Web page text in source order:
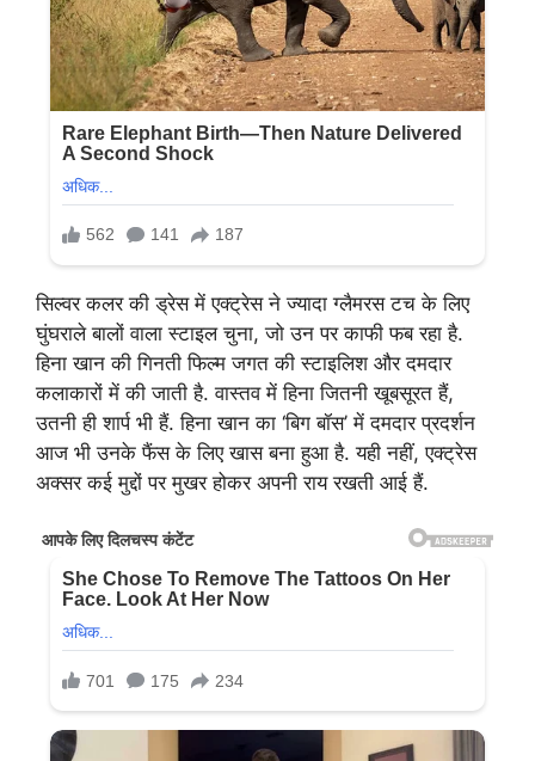
सिल्वर कलर की ड्रेस में एक्ट्रेस ने ज्यादा ग्लैमरस टच के लिए
घुंघराले बालों वाला स्टाइल चुना, जो उन पर काफी फब रहा है.
हिना खान की गिनती फिल्म जगत की स्टाइलिश और दमदार
कलाकारों में की जाती है. वास्तव में हिना जितनी खूबसूरत हैं,
उतनी ही शार्प भी हैं. हिना खान का ‘बिग बॉस’ में दमदार प्रदर्शन
आज भी उनके फैंस के लिए खास बना हुआ है. यही नहीं, एक्ट्रेस
अक्सर कई मुद्दों पर मुखर होकर अपनी राय रखती आई हैं.